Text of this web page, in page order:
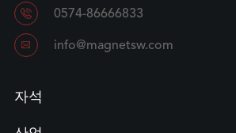
 0574-86666833
 info@magnetsw.com
자석